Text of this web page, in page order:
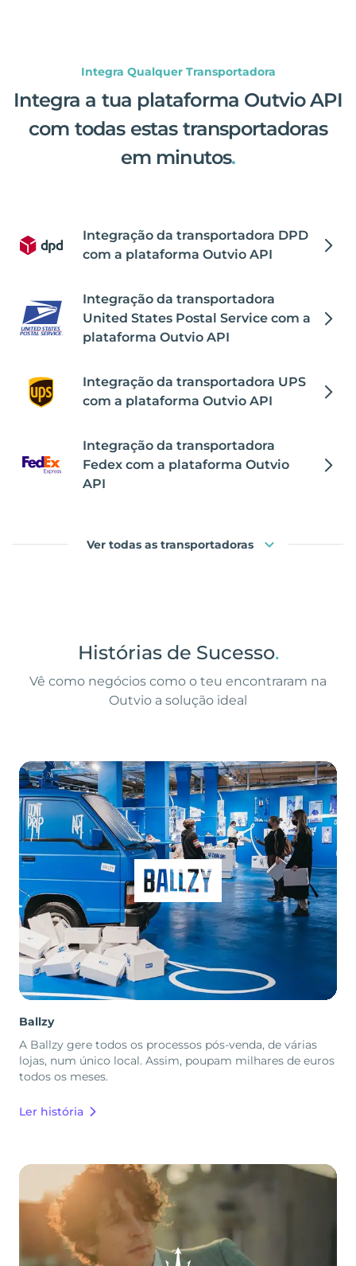
Integra Qualquer Transportadora
Integra a tua plataforma Outvio API
com todas estas transportadoras
em minutos.
Integração da transportadora DPD
com a plataforma Outvio API
Integração da transportadora
United States Postal Service com a
plataforma Outvio API
Integração da transportadora UPS
com a plataforma Outvio API
Integração da transportadora
Fedex com a plataforma Outvio
API
Ver todas as transportadoras
Histórias de Sucesso.
Vê como negócios como o teu encontraram na
Outvio a solução ideal
Ballzy
A Ballzy gere todos os processos pós-venda, de várias
lojas, num único local. Assim, poupam milhares de euros
todos os meses.
Ler história